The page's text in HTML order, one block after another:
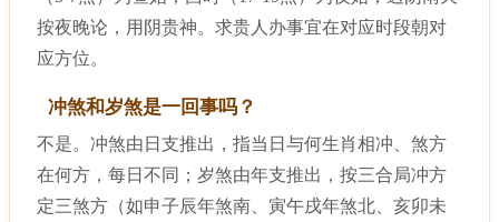
按夜晚论，用阴贵神。求贵人办事宜在对应时段朝对
应方位。
冲煞和岁煞是一回事吗？
不是。冲煞由日支推出，指当日与何生肖相冲、煞方
在何方，每日不同；岁煞由年支推出，按三合局冲方
定三煞方（如申子辰年煞南、寅午戌年煞北、亥卯未